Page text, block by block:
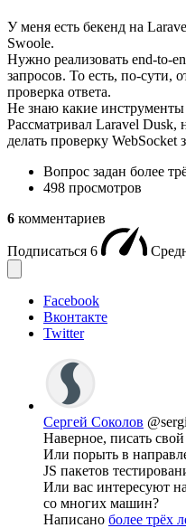
У меня есть бекенд на
Swoole.
Нужно реализовать end-to-
запросов. То есть, по-сути,
проверка ответа.
Не знаю какие
Рассматривал Laravel Dusk,
делать проверку WebSocket
Вопрос задан более
498 просмотров
6 комментариев
Подписаться 6
Facebook
Вконтакте
Twitter
Сергей Соколов
Наверное, писать
Или порыть в
JS пакетов
Или вас интересуют
со многих машин?
Написано более трёх